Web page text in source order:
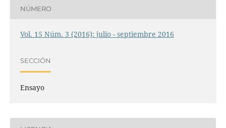
NÚMERO
Vol. 15 Núm. 3 (2016): julio - septiembre 2016
SECCIÓN
Ensayo